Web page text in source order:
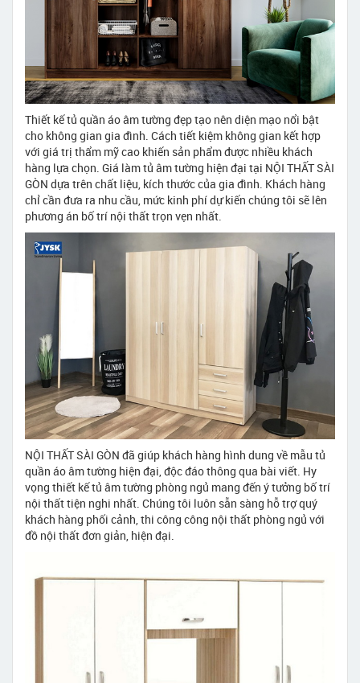
Thiết kế tủ quần áo âm tường đẹp tạo nên diện mạo nổi bật
cho không gian gia đình. Cách tiết kiệm không gian kết hợp
với giá trị thẩm mỹ cao khiến sản phẩm được nhiều khách
hàng lựa chọn. Giá làm tủ âm tường hiện đại tại NỘI THẤT SÀI
GÒN dựa trên chất liệu, kích thước của gia đình. Khách hàng
chỉ cần đưa ra nhu cầu, mức kinh phí dự kiến chúng tôi sẽ lên
phương án bố trí nội thất trọn vẹn nhất.
NỘI THẤT SÀI GÒN đã giúp khách hàng hình dung về mẫu tủ
quần áo âm tường hiện đại, độc đáo thông qua bài viết. Hy
vọng thiết kế tủ âm tường phòng ngủ mang đến ý tưởng bố trí
nội thất tiện nghi nhất. Chúng tôi luôn sẵn sàng hỗ trợ quý
khách hàng phối cảnh, thi công công nội thất phòng ngủ với
đồ nội thất đơn giản, hiện đại.